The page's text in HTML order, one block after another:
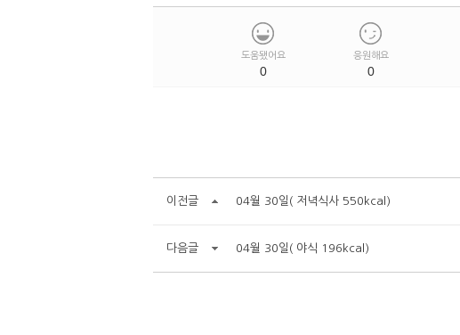
도움됐어요
0
응원해요
0
이전글 04월 30일( 저녁식사 550kcal)
다음글 04월 30일( 야식 196kcal)